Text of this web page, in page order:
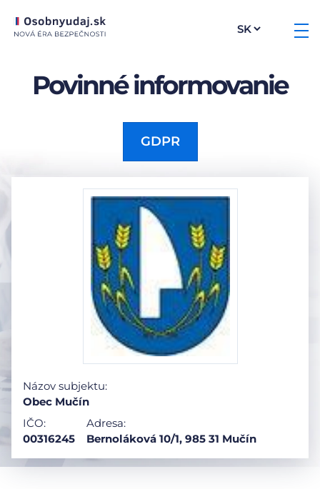
Povinné informovanie
GDPR
Názov subjektu:
Obec Mučín
IČO:
00316245
Adresa:
Bernoláková 10/1, 985 31 Mučín